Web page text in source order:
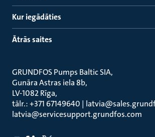
Kur iegādāties
Ātrās saites
GRUNDFOS Pumps Baltic SIA
Gunāra Astras iela 8b
LV-1082 Rīga
tālr.: +371 67149640 |
latvia@servicesupport.grundfos.com